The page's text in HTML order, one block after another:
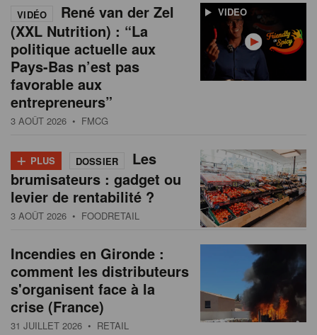
VIDEO
VIDÉO
René van der Zel
(XXL Nutrition) : “La
politique actuelle aux
Pays-Bas n’est pas
favorable aux
entrepreneurs”
3 AOÛT 2026 • FMCG
+ PLUS DOSSIER
Les
brumisateurs : gadget ou
levier de rentabilité ?
3 AOÛT 2026 • FOODRETAIL
Incendies en Gironde :
comment les distributeurs
s'organisent face à la
crise (France)
31 JUILLET 2026 • RETAIL